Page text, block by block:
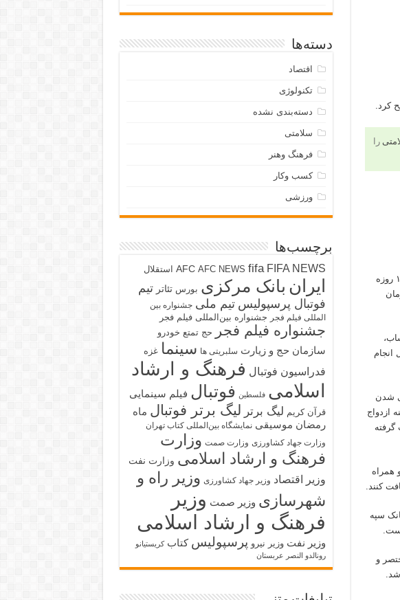
کرد.
را
، مصطفی پرتوافکنان عضو هیات مدیره بانک سپه، او گفت: از ابتدای جنگ تحمیلی ۱۲ روزه
انجام
شدن
ازدواج
گرفته
بانک و همراه
کنند.
سراسر سرزمین بانک سپه
و
دسته‌ها
اقتصاد
تکنولوژی
دسته‌بندی نشده
سلامتی
فرهنگ وهنر
کسب وکار
ورزشی
برچسب‌ها
AFC AFC NEWS fifa FIFA NEWS استقلال
ایران بانک مرکزی بورس تئاتر تیم
فوتبال پرسپولیس تیم ملی جشنواره بین
المللی فیلم فجر جشنواره بین‌المللی فیلم فجر
جشنواره فیلم فجر حج تمتع خودرو
سازمان حج و زیارت سلبریتی ها سینما غزه
فدراسیون فوتبال فرهنگ و ارشاد
اسلامی فلسطین فوتبال فیلم سینمایی
قرآن کریم لیگ برتر لیگ برتر فوتبال ماه
رمضان موسیقی نمایشگاه بین‌المللی کتاب تهران
وزارت جهاد کشاورزی وزارت صمت وزارت
فرهنگ و ارشاد اسلامی وزارت نفت
وزیر اقتصاد وزیر جهاد کشاورزی وزیر راه و
شهرسازی وزیر صمت وزیر
فرهنگ و ارشاد اسلامی
وزیر نفت وزیر نیرو پرسپولیس کتاب کریستیانو
رونالدو النصر عربستان